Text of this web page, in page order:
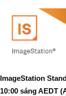
ImageStation
10:00 sáng AEDT